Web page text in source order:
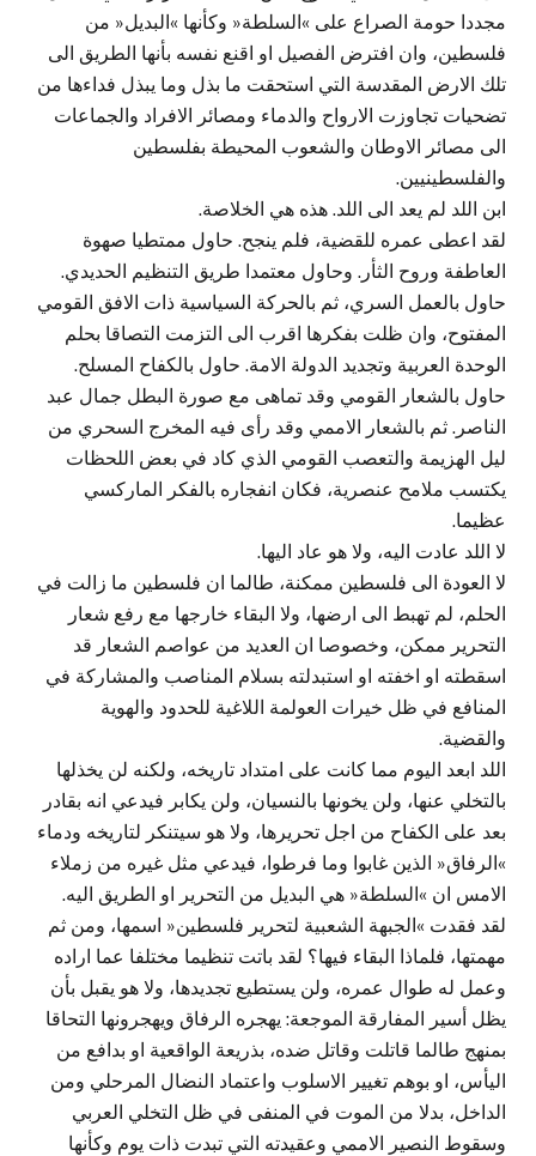
مجددا حومة الصراع على »السلطة« وكأنها »البديل« من
فلسطين، وان افترض الفصيل او اقنع نفسه بأنها الطريق الى
تلك الارض المقدسة التي استحقت ما بذل وما يبذل فداءها من
تضحيات تجاوزت الارواح والدماء ومصائر الافراد والجماعات
الى مصائر الاوطان والشعوب المحيطة بفلسطين
والفلسطينيين.
ابن اللد لم يعد الى اللد. هذه هي الخلاصة.
لقد اعطى عمره للقضية، فلم ينجح. حاول ممتطيا صهوة
العاطفة وروح الثأر. وحاول معتمدا طريق التنظيم الحديدي.
حاول بالعمل السري، ثم بالحركة السياسية ذات الافق القومي
المفتوح، وان ظلت بفكرها اقرب الى التزمت التصاقا بحلم
الوحدة العربية وتجديد الدولة الامة. حاول بالكفاح المسلح.
حاول بالشعار القومي وقد تماهى مع صورة البطل جمال عبد
الناصر. ثم بالشعار الاممي وقد رأى فيه المخرج السحري من
ليل الهزيمة والتعصب القومي الذي كاد في بعض اللحظات
يكتسب ملامح عنصرية، فكان انفجاره بالفكر الماركسي
عظيما.
لا اللد عادت اليه، ولا هو عاد اليها.
لا العودة الى فلسطين ممكنة، طالما ان فلسطين ما زالت في
الحلم، لم تهبط الى ارضها، ولا البقاء خارجها مع رفع شعار
التحرير ممكن، وخصوصا ان العديد من عواصم الشعار قد
اسقطته او اخفته او استبدلته بسلام المناصب والمشاركة في
المنافع في ظل خيرات العولمة اللاغية للحدود والهوية
والقضية.
اللد ابعد اليوم مما كانت على امتداد تاريخه، ولكنه لن يخذلها
بالتخلي عنها، ولن يخونها بالنسيان، ولن يكابر فيدعي انه بقادر
بعد على الكفاح من اجل تحريرها، ولا هو سيتنكر لتاريخه ودماء
»الرفاق« الذين غابوا وما فرطوا، فيدعي مثل غيره من زملاء
الامس ان »السلطة« هي البديل من التحرير او الطريق اليه.
لقد فقدت »الجبهة الشعبية لتحرير فلسطين« اسمها، ومن ثم
مهمتها، فلماذا البقاء فيها؟ لقد باتت تنظيما مختلفا عما اراده
وعمل له طوال عمره، ولن يستطيع تجديدها، ولا هو يقبل بأن
يظل أسير المفارقة الموجعة: يهجره الرفاق ويهجرونها التحاقا
بمنهج طالما قاتلت وقاتل ضده، بذريعة الواقعية او بدافع من
اليأس، او بوهم تغيير الاسلوب واعتماد النضال المرحلي ومن
الداخل، بدلا من الموت في المنفى في ظل التخلي العربي
وسقوط النصير الاممي وعقيدته التي تبدت ذات يوم وكأنها